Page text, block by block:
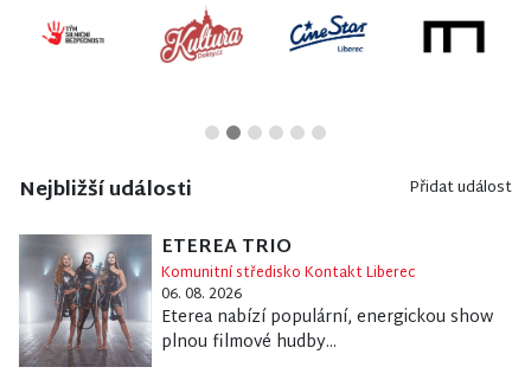
Nejbližší události Přidat událost
ETEREA TRIO
Komunitní středisko Kontakt Liberec
06. 08. 2026
Eterea nabízí populární, energickou show
plnou filmové hudby...